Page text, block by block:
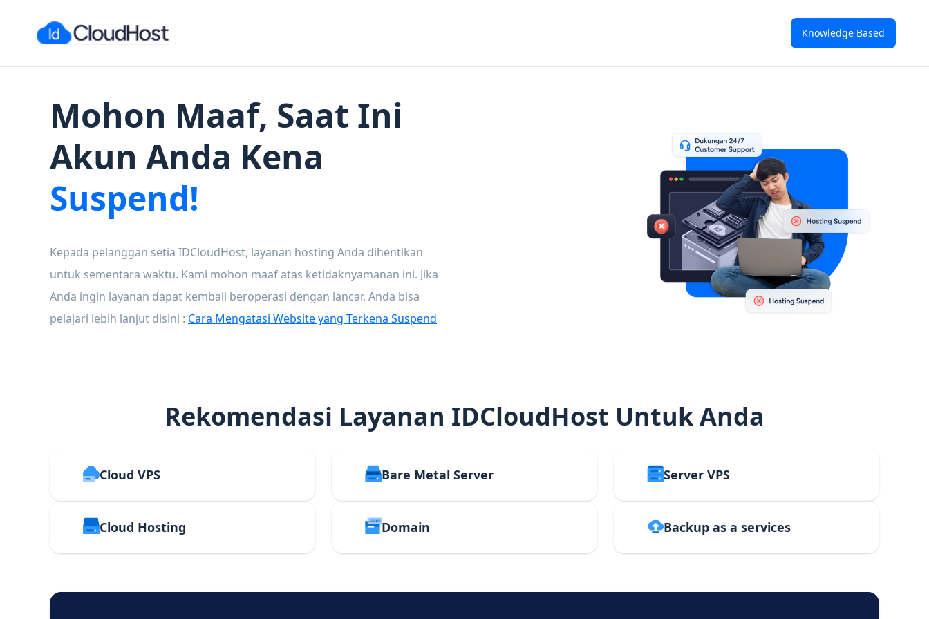
Knowledge Based
Mohon Maaf, Saat Ini
Akun Anda Kena
Suspend!
Kepada pelanggan setia IDCloudHost, layanan hosting Anda dihentikan
untuk sementara waktu. Kami mohon maaf atas ketidaknyamanan ini. Jika
Anda ingin layanan dapat kembali beroperasi dengan lancar. Anda bisa
pelajari lebih lanjut disini : Cara Mengatasi Website yang Terkena Suspend
Rekomendasi Layanan IDCloudHost Untuk Anda
Cloud VPS Bare Metal Server Server VPS
Cloud Hosting Domain Backup as a services